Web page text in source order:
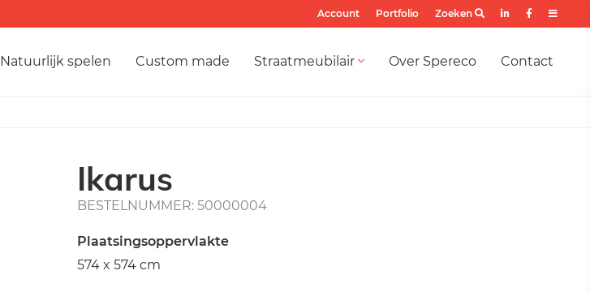
Account Portfolio Zoeken
Natuurlijk spelen Custom made Straatmeubilair Over Spereco Contact
Ikarus
BESTELNUMMER: 50000004
Plaatsingsoppervlakte
574 x 574 cm